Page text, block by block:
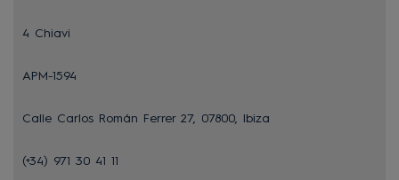
4 Chiavi
APM-1594
Calle Carlos Román Ferrer 27, 07800, Ibiza
(+34) 971 30 41 11